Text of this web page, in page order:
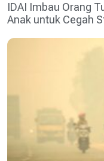
IDAI Imbau Orang
Anak untuk Cegah